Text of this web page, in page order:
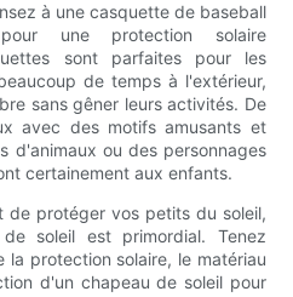
à une casquette de baseball
une protection solaire
sont parfaites pour les
de temps à l'extérieur,
sans gêner leurs activités. De
avec des motifs amusants et
d'animaux ou des personnages
certainement aux enfants.
de protéger vos petits du soleil,
soleil est primordial. Tenez
protection solaire, le matériau
d'un chapeau de soleil pour